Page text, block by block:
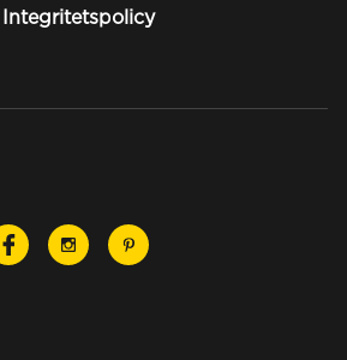
Integritetspolicy